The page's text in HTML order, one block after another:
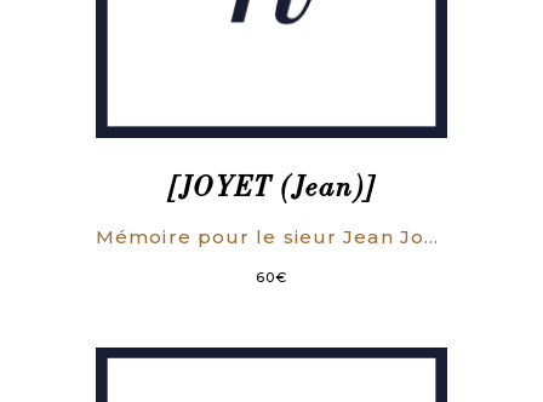
[JOYET (Jean)]
Mémoire pour le sieur Jean Joyet Maître fondeur, de la ville de Marseille, demandeur en requête principale du 14 novembre 1763, & en requêtes incidentes des 11 janvier & 29 mai 1764, & en réception d’expédient contre les sieurs Syndics des créanciers préférables sur la Frégate de la Fortune, ses agrêts & apparaux, défendeurs.
60€